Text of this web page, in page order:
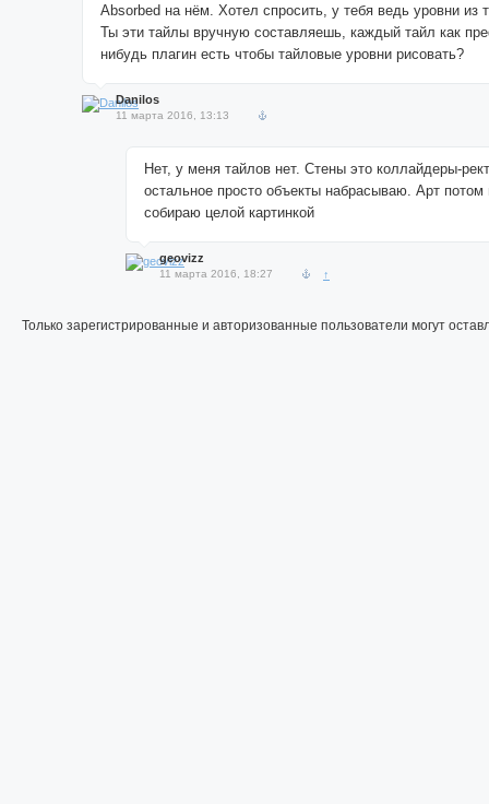
Absorbed на нём. Хотел спросить, у тебя ведь уровни из
Ты эти тайлы вручную составляешь, каждый тайл как
нибудь плагин есть чтобы тайловые уровни рисовать?
Danilos
11 марта 2016, 13:13
Нет, у меня тайлов нет. Стены это коллайдеры-
остальное просто объекты набрасываю. Арт
собираю целой картинкой
geovizz
11 марта 2016, 18:27 ↑
Только зарегистрированные и авторизованные пользователи могут